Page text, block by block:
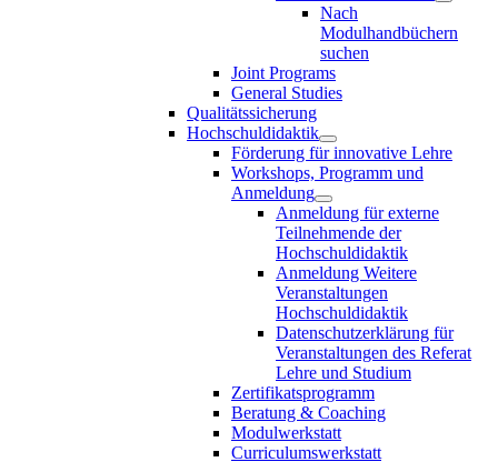
Nach
Modulhandbüchern
suchen
Joint Programs
General Studies
Qualitätssicherung
Hochschuldidaktik
Förderung für innovative Lehre
Workshops, Programm und
Anmeldung
Anmeldung für externe
Teilnehmende der
Hochschuldidaktik
Anmeldung Weitere
Veranstaltungen
Hochschuldidaktik
Datenschutzerklärung für
Veranstaltungen des Referat
Lehre und Studium
Zertifikatsprogramm
Beratung & Coaching
Modulwerkstatt
Curriculumswerkstatt